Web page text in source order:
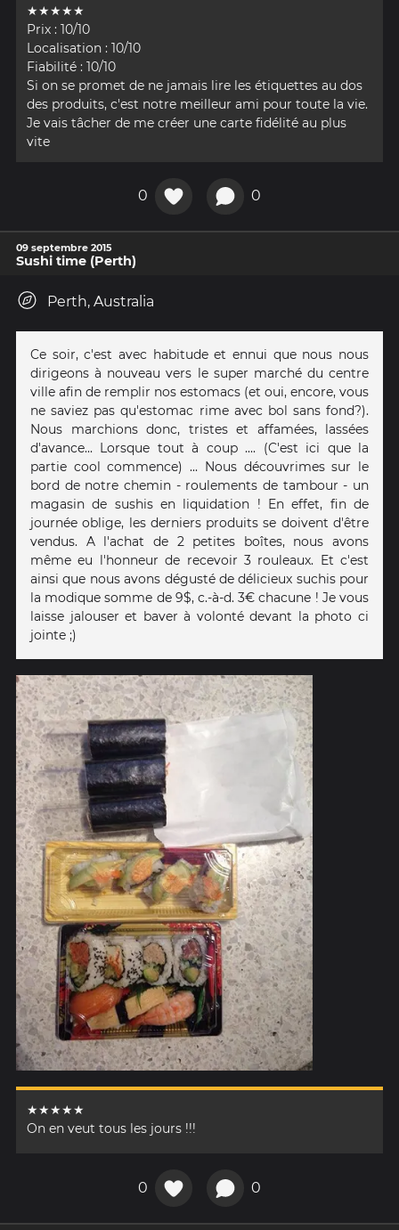
★★★★★
Prix : 10/10
Localisation : 10/10
Fiabilité : 10/10
Si on se promet de ne jamais lire les étiquettes au dos
des produits, c'est notre meilleur ami pour toute la vie.
Je vais tâcher de me créer une carte fidélité au plus
vite
0 0
09 septembre 2015
Sushi time (Perth)
Perth, Australia
Ce soir, c'est avec habitude et ennui que nous nous
dirigeons à nouveau vers le super marché du centre
ville afin de remplir nos estomacs (et oui, encore, vous
ne saviez pas qu'estomac rime avec bol sans fond?).
Nous marchions donc, tristes et affamées, lassées
d'avance... Lorsque tout à coup .... (C'est ici que la
partie cool commence) ... Nous découvrimes sur le
bord de notre chemin - roulements de tambour - un
magasin de sushis en liquidation ! En effet, fin de
journée oblige, les derniers produits se doivent d'être
vendus. A l'achat de 2 petites boîtes, nous avons
même eu l'honneur de recevoir 3 rouleaux. Et c'est
ainsi que nous avons dégusté de délicieux suchis pour
la modique somme de 9$, c.-à-d. 3€ chacune ! Je vous
laisse jalouser et baver à volonté devant la photo ci
jointe ;)
★★★★★
On en veut tous les jours !!!
0 0